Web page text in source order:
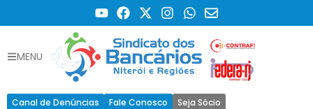
MENU
Canal de Denúncias Fale Conosco Seja Sócio